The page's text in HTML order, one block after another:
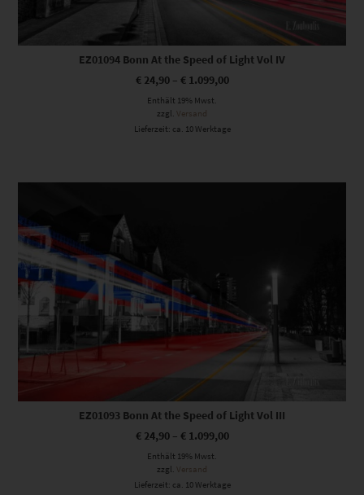
EZ01094 Bonn At the Speed of Light Vol IV
€24,90– €1.099,00
Enthält 19% Mwst.
zzgl.
Versand
Lieferzeit: ca. 10 Werktage
Dieses Produkt weist mehrere Varianten auf. Die Optionen können auf der Produktseite gewählt werden
EZ01093 Bonn At the Speed of Light Vol III
€24,90– €1.099,00
Enthält 19% Mwst.
zzgl. Versand
Lieferzeit: ca. 10 Werktage